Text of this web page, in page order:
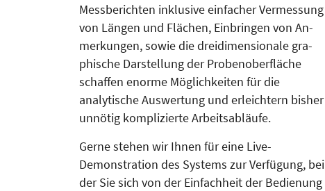
Messberichten inklusive einfa­cher Vermessung
von Längen und Flä­­­chen, Einbringen von An­
mer­kun­gen, sowie die dreidimensionale gra­
phi­sche Darstellung der Proben­ober­flä­che
schaffen enorme Mög­lich­keiten für die
analytische Aus­wertung und er­leichtern bisher
unnötig komplizier­te Arbeitsabläufe.
Gerne stehen wir Ihnen für eine Live-
Demonstration des Sys­­tems zur Ver­fügung, bei
der Sie sich von der Ein­fach­heit der Bedienung